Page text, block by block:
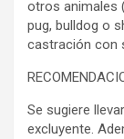
otros animales
pug, bulldog o
castración con
Se sugiere
excluyente.